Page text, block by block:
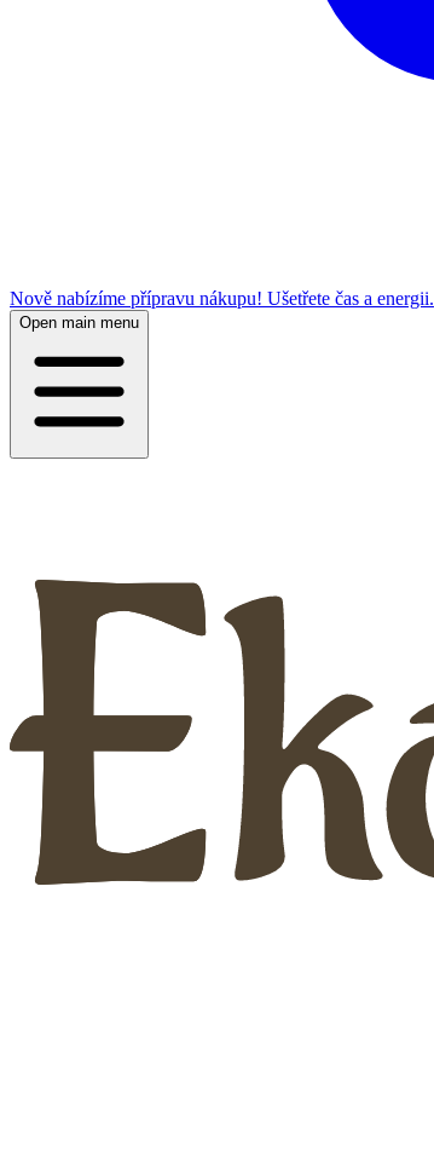
Nově nabízíme přípravu nákupu! Ušetřete čas a energii.
Open main menu